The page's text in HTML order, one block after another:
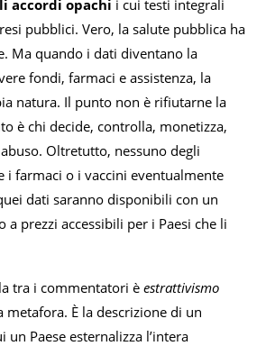
accordi opachi i cui testi integrali
pubblici. Vero, la salute pubblica ha
Ma quando i dati diventano la
fondi, farmaci e assistenza, la
natura. Il punto non è rifiutarne la
è chi decide, controlla, monetizza,
Oltretutto, nessuno degli
i farmaci o i vaccini eventualmente
dati saranno disponibili con un
a prezzi accessibili per i Paesi che li
tra i commentatori è estrattivismo
metafora. È la descrizione di un
un Paese esternalizza l’intera